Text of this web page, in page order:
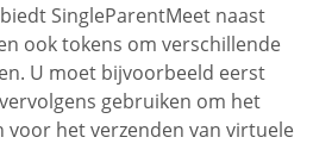
SingleParentMeet naast
ook tokens om verschillende
U moet bijvoorbeeld eerst
gebruiken om het
voor het verzenden van virtuele